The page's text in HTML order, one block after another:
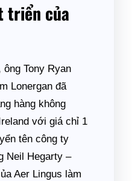
triển của
ông Tony Ryan
Lonergan đã
hàng không
với giá chỉ 1
tên công ty
Neil Hegarty –
Aer Lingus làm